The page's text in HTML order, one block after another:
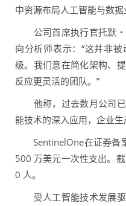
中资源布局人工智能与数据
公司首席执行官托默・
向分析师表示：“这并非
级。我们意在简化架构、
反应更灵活的团队。”
他称，过去数月公司已
能技术的深入应用，企业生
SentinelOne在证券备
500 万美元一次性支出。
0 人。
受人工智能技术发展驱